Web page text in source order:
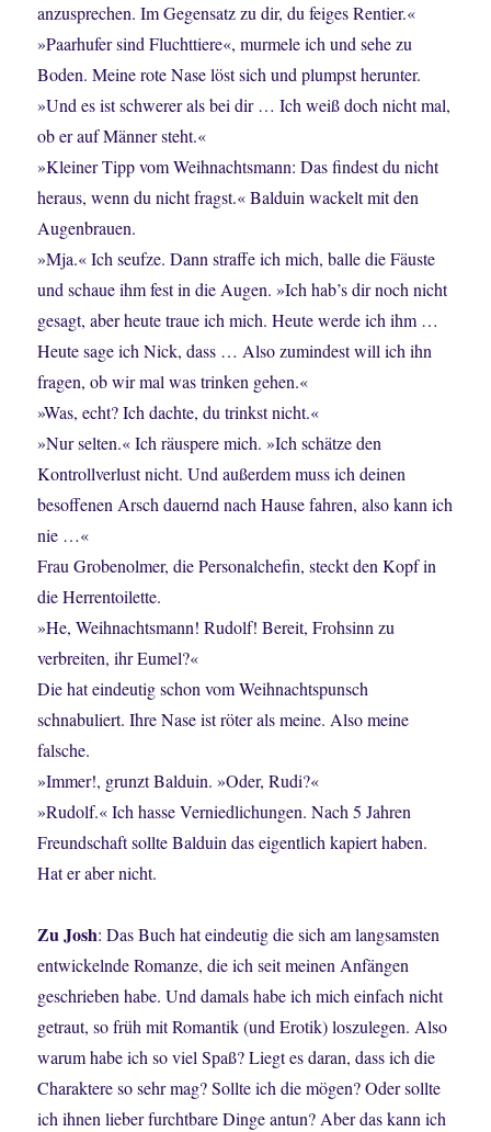
anzusprechen. Im Gegensatz zu dir, du feiges Rentier.«
»Paarhufer sind Fluchttiere«, murmele ich und sehe zu
Boden. Meine rote Nase löst sich und plumpst herunter.
»Und es ist schwerer als bei dir … Ich weiß doch nicht mal,
ob er auf Männer steht.«
»Kleiner Tipp vom Weihnachtsmann: Das findest du nicht
heraus, wenn du nicht fragst.« Balduin wackelt mit den
Augenbrauen.
»Mja.« Ich seufze. Dann straffe ich mich, balle die Fäuste
und schaue ihm fest in die Augen. »Ich hab’s dir noch nicht
gesagt, aber heute traue ich mich. Heute werde ich ihm …
Heute sage ich Nick, dass … Also zumindest will ich ihn
fragen, ob wir mal was trinken gehen.«
»Was, echt? Ich dachte, du trinkst nicht.«
»Nur selten.« Ich räuspere mich. »Ich schätze den
Kontrollverlust nicht. Und außerdem muss ich deinen
besoffenen Arsch dauernd nach Hause fahren, also kann ich
nie …«
Frau Grobenolmer, die Personalchefin, steckt den Kopf in
die Herrentoilette.
»He, Weihnachtsmann! Rudolf! Bereit, Frohsinn zu
verbreiten, ihr Eumel?«
Die hat eindeutig schon vom Weihnachtspunsch
schnabuliert. Ihre Nase ist röter als meine. Also meine
falsche.
»Immer!, grunzt Balduin. »Oder, Rudi?«
»Rudolf.« Ich hasse Verniedlichungen. Nach 5 Jahren
Freundschaft sollte Balduin das eigentlich kapiert haben.
Hat er aber nicht.
Zu Josh: Das Buch hat eindeutig die sich am langsamsten
entwickelnde Romanze, die ich seit meinen Anfängen
geschrieben habe. Und damals habe ich mich einfach nicht
getraut, so früh mit Romantik (und Erotik) loszulegen. Also
warum habe ich so viel Spaß? Liegt es daran, dass ich die
Charaktere so sehr mag? Sollte ich die mögen? Oder sollte
ich ihnen lieber furchtbare Dinge antun? Aber das kann ich